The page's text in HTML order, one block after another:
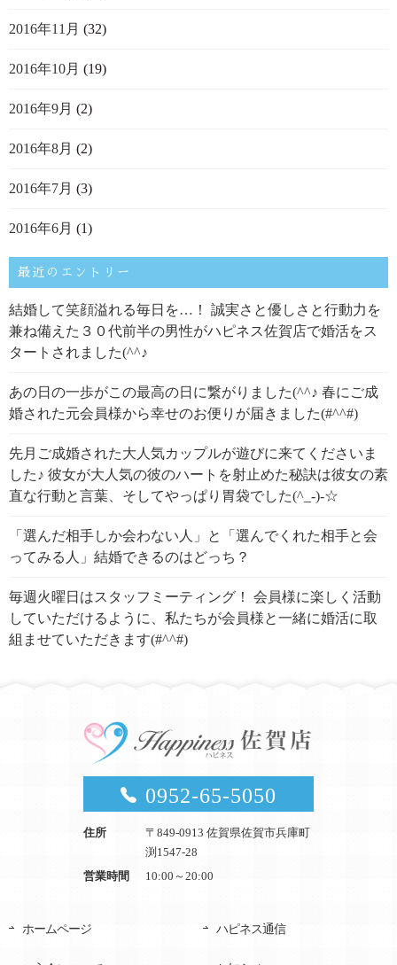
2016年11月 (32)
2016年10月 (19)
2016年9月 (2)
2016年8月 (2)
2016年7月 (3)
2016年6月 (1)
最近のエントリー
結婚して笑顔溢れる毎日を…！ 誠実さと優しさと行動力を
兼ね備えた３０代前半の男性がハピネス佐賀店で婚活をス
タートされました(^^♪
あの日の一歩がこの最高の日に繋がりました(^^♪ 春にご成
婚された元会員様から幸せのお便りが届きました(#^^#)
先月ご成婚された大人気カップルが遊びに来てくださいま
した♪ 彼女が大人気の彼のハートを射止めた秘訣は彼女の素
直な行動と言葉、そしてやっぱり胃袋でした(^_-)-☆
「選んだ相手しか会わない人」と「選んでくれた相手と会
ってみる人」結婚できるのはどっち？
毎週火曜日はスタッフミーティング！ 会員様に楽しく活動
していただけるように、私たちが会員様と一緒に婚活に取
組ませていただきます(#^^#)
0952-65-5050
住所
〒849-0913 佐賀県佐賀市兵庫町
渕1547-28
営業時間
10:00～20:00
ホームページ ハピネス通信